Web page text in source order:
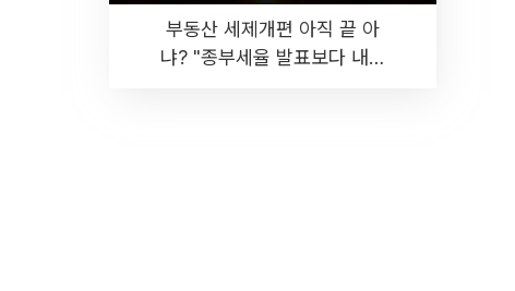
부동산 세제개편 아직 끝 아
냐? "종부세율 발표보다 내릴